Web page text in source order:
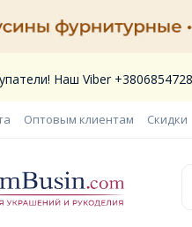
Наш Viber
Оптовым клиентам Скидки